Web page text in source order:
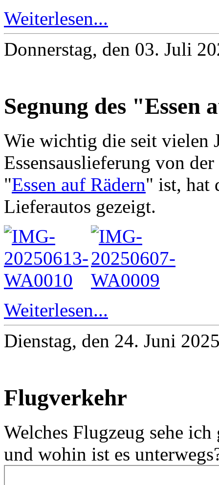
Weiterlesen...
Donnerstag, den 03. Juli
Segnung des
Wie wichtig die seit vielen
Essensauslieferung von
"Essen auf Rädern" ist, hat
Lieferautos gezeigt.
Weiterlesen...
Dienstag, den 24. Juni
Flugverkehr
Welches Flugzeug sehe
und wohin ist es